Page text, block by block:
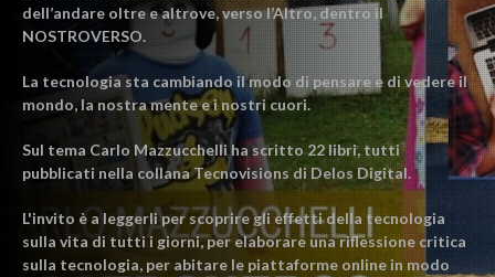
dell’andare oltre e altrove, verso l’Altro, dentro il
NOSTROVERSO.
La tecnologia sta cambiando il modo di pensare e di vedere il
mondo, la nostra mente e i nostri cuori.
Sul tema Carlo Mazzucchelli ha scritto 22 libri, tutti
pubblicati nella collana Tecnovisions di Delos Digital.
L'invito è a leggerli per scoprire gli effetti della tecnologia
sulla vita di tutti i giorni, per elaborare una riflessione critica
sulla tecnologia, per abitare le piattaforme online in modo